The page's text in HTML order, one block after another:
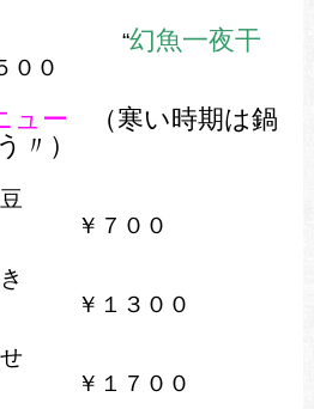
幻魚一夜干
００
ュー
（寒い時期は鍋
〃）
００
００
００